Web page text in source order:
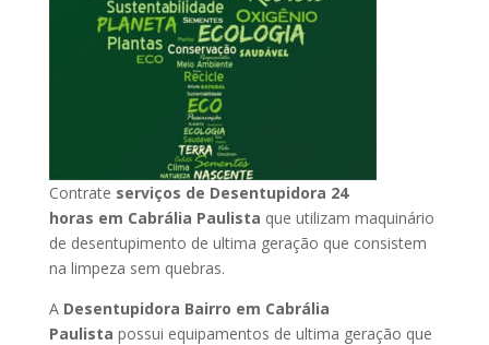
Contrate serviços de Desentupidora 24
horas em Cabrália Paulista que utilizam maquinário
de desentupimento de ultima geração que consistem
na limpeza sem quebras.
A Desentupidora Bairro em Cabrália
Paulista possui equipamentos de ultima geração que